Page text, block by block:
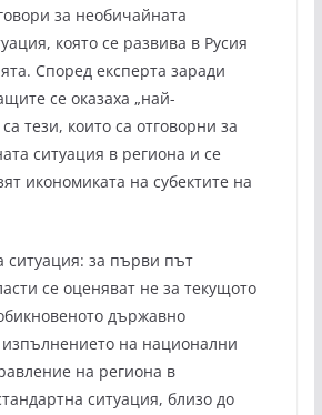
за необичайната
която се развива в Русия
Според експерта заради
се оказаха „най-
тези, които са отговорни за
ситуация в региона и се
икономиката на субектите на
ситуация: за първи път
се оценяват не за текущото
държавно
на национални
на региона в
ситуация, близо до